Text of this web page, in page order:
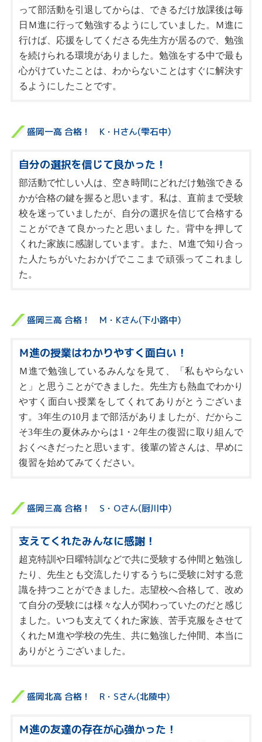
って部活動を引退してからは、できるだけ放課後は毎
日Ｍ進に行って勉強するようにしていました。Ｍ進に
行けば、応援をしてくださる先生方が居るので、勉強
を続けられる環境がありました。勉強をする中で最も
心がけていたことは、わからないことはすぐに解決す
るようにしたことです。
盛岡一高 合格！ K・Hさん(雫石中)
自分の選択を信じて良かった！
部活動で忙しい人は、空き時間にどれだけ勉強できる
かが合格の鍵を握ると思います。私は、直前まで受験
校を迷っていましたが、自分の選択を信じて合格する
ことができて良かったと思いまし た。背中を押して
くれた家族に感謝しています。また、Ｍ進で知り合っ
た人たちがいたおかげでここまで頑張ってこれまし
た。
盛岡三高 合格！ M・Kさん(下小路中)
Ｍ進の授業はわかりやすく面白い！
Ｍ進で勉強しているみんなを見て、「私もやらない
と」と思うことができました。先生方も熱血でわかり
やすく面白い授業をしてくれてありがとうございま
す。3年生の10月まで部活がありましたが、だからこ
そ3年生の夏休みからは1・2年生の復習に取り組んで
おくべきだったと思います。後輩の皆さんは、早めに
復習を始めてみてください。
盛岡三高 合格！ S・Oさん(厨川中)
支えてくれたみんなに感謝！
超克特訓や日曜特訓などで共に受験する仲間と勉強し
たり、先生とも交流したりするうちに受験に対する意
識を持つことができました。志望校へ合格して、改め
て自分の受験には様々な人が関わっていたのだと感じ
ました。いつも支えてくれた家族、苦手克服をさせて
くれたＭ進や学校の先生、共に勉強した仲間、本当に
ありがとうございました。
盛岡北高 合格！ R・Sさん(北陵中)
Ｍ進の友達の存在が心強かった！